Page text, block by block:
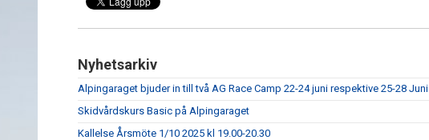
Nyhetsarkiv
Alpingaraget bjuder in till två AG Race Camp 22-24 juni respektive 25-28 Juni
Skidvårdskurs Basic på Alpingaraget
Kallelse Årsmöte 1/10 2025 kl 19.00-20.30